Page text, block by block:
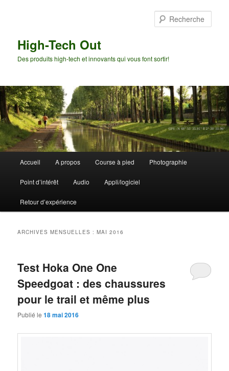
High-Tech Out
Des produits high-tech et innovants qui vous font sortir!
principal
Accueil A propos Course à pied Photographie
Point d’intérêt Audio Appli/logiciel
Retour d’expérience
ARCHIVES MENSUELLES :MAI 2016
Test Hoka One One
Speedgoat : des chaussures
pour le trail et même plus
Publié le18 mai 2016